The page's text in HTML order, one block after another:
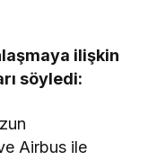
ilişkin
söyledi:
Airbus ile